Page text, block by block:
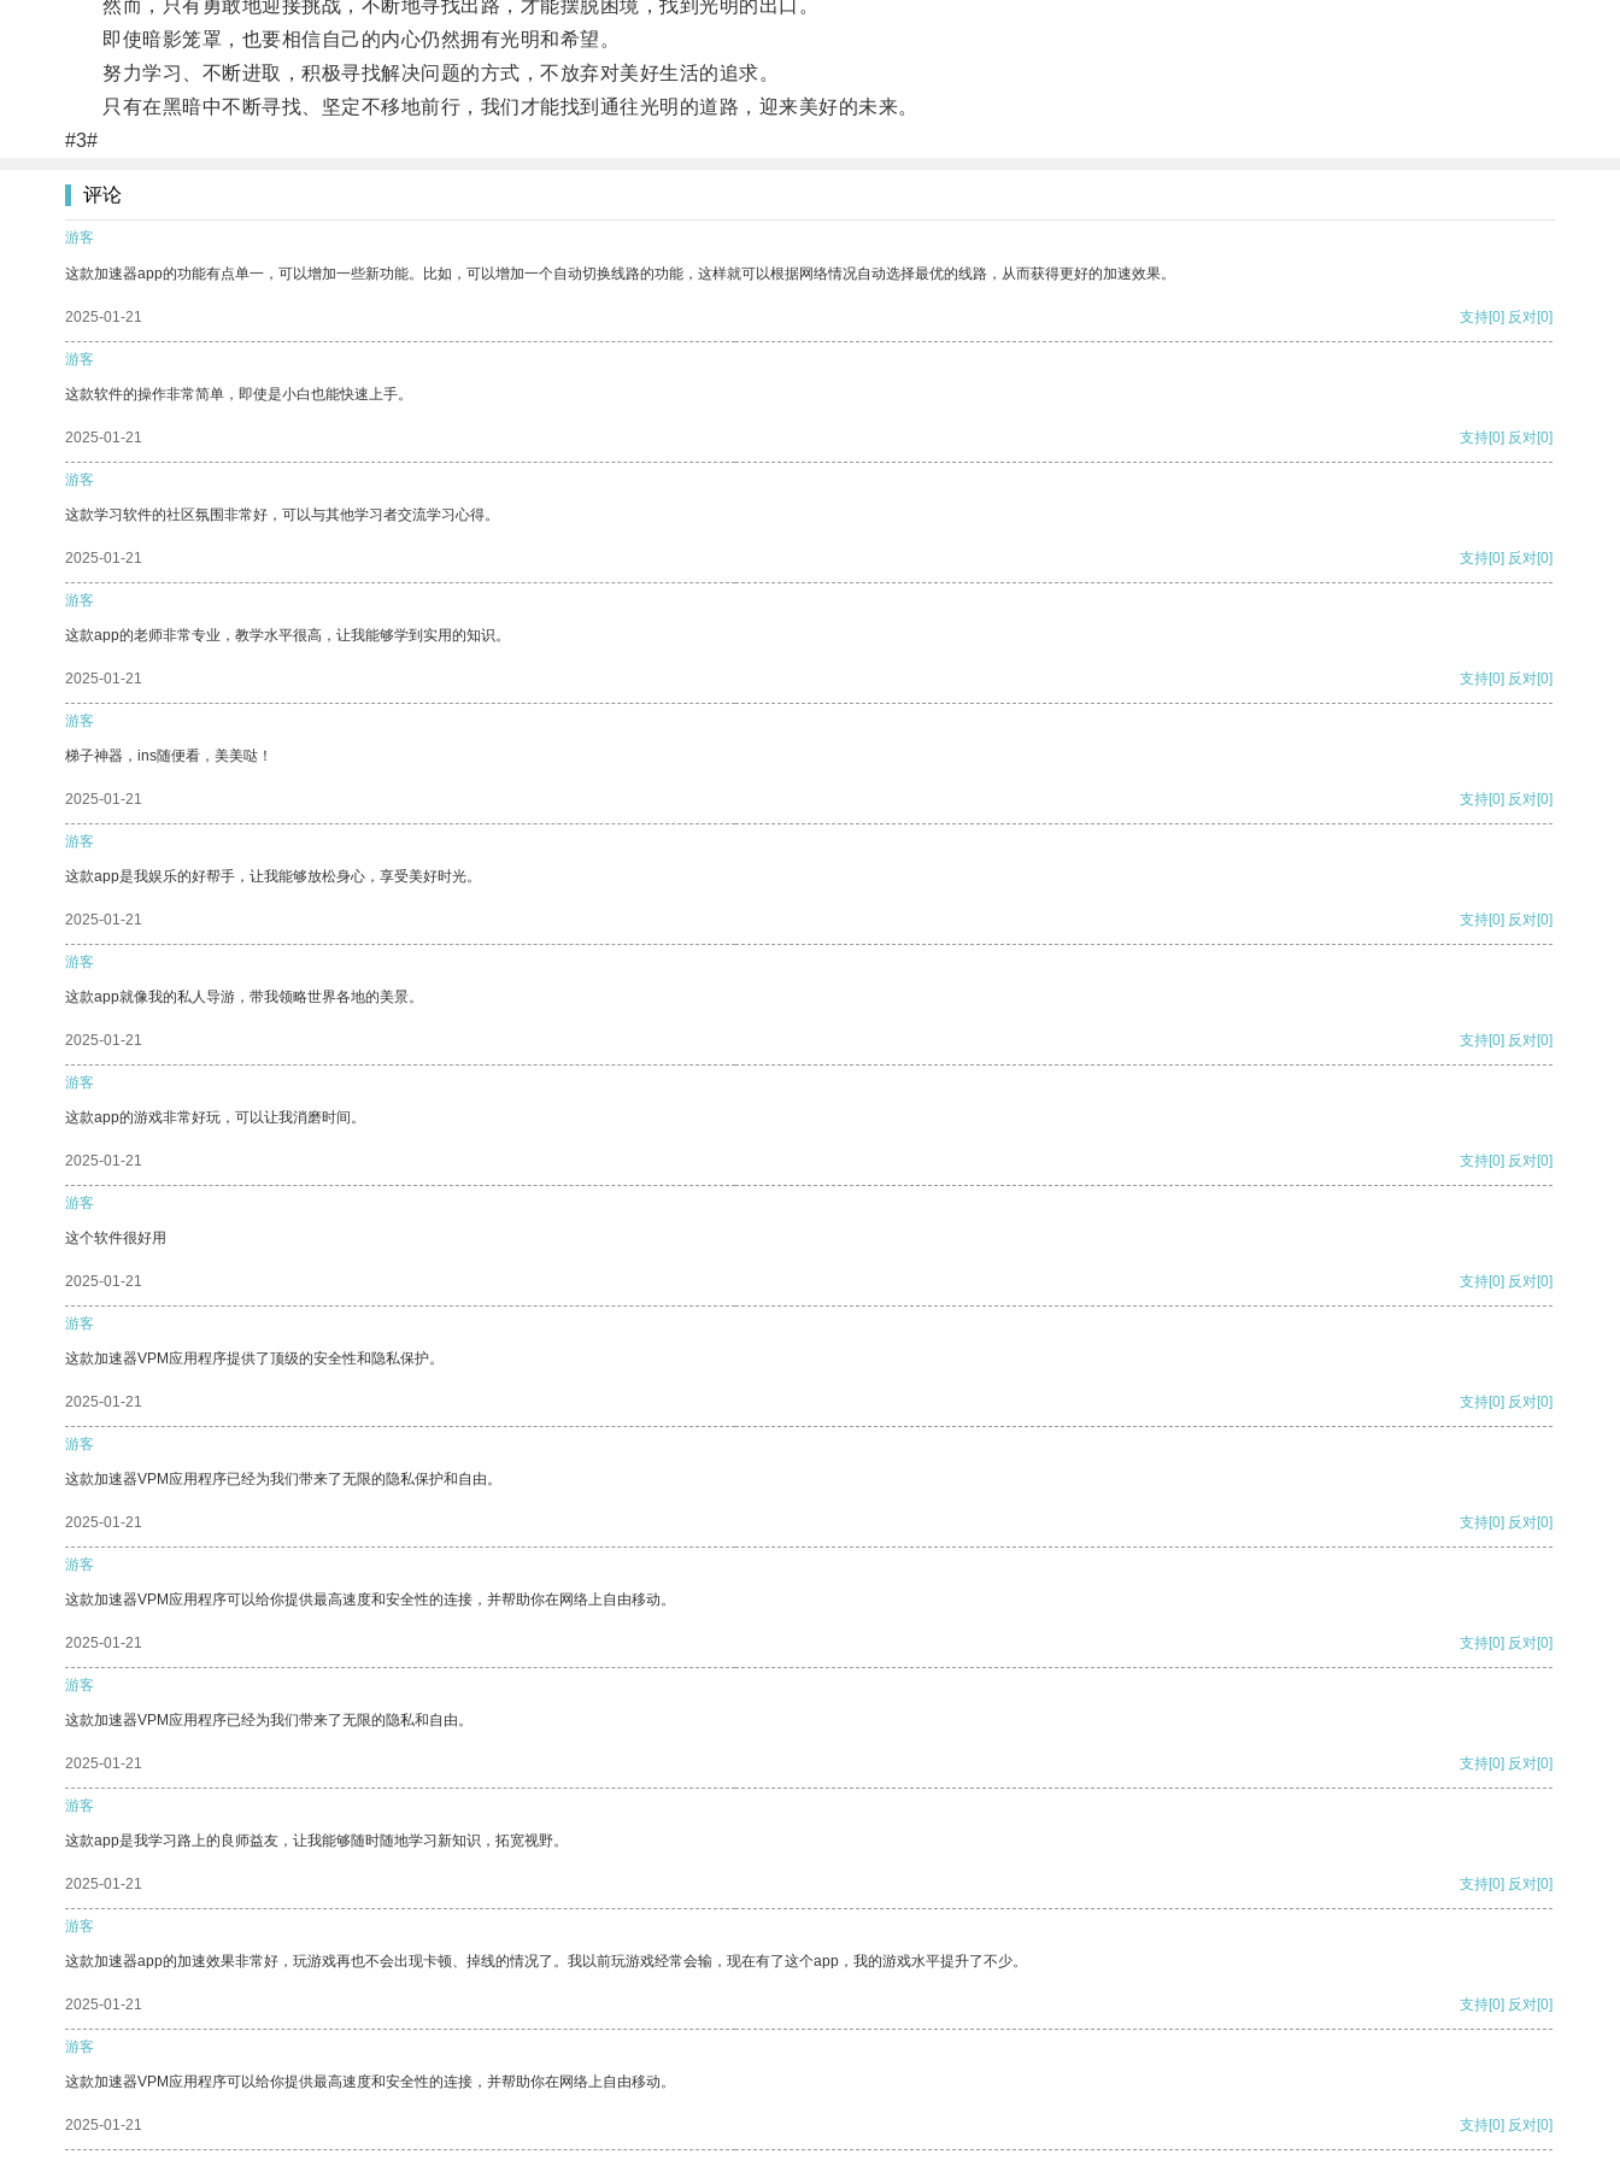
然而，只有勇敢地迎接挑战，不断地寻找出路，才能摆脱困境，找到光明的出口。
即使暗影笼罩，也要相信自己的内心仍然拥有光明和希望。
努力学习、不断进取，积极寻找解决问题的方式，不放弃对美好生活的追求。
只有在黑暗中不断寻找、坚定不移地前行，我们才能找到通往光明的道路，迎来美好的未来。
#3#
评论
游客
这款加速器app的功能有点单一，可以增加一些新功能。比如，可以增加一个自动切换线路的功能，这样就可以根据网络情况自动选择最优的线路，从而获得更好的加速效果。
2025-01-21 支持[0] 反对[0]
游客
这款软件的操作非常简单，即使是小白也能快速上手。
2025-01-21 支持[0] 反对[0]
游客
这款学习软件的社区氛围非常好，可以与其他学习者交流学习心得。
2025-01-21 支持[0] 反对[0]
游客
这款app的老师非常专业，教学水平很高，让我能够学到实用的知识。
2025-01-21 支持[0] 反对[0]
游客
梯子神器，ins随便看，美美哒！
2025-01-21 支持[0] 反对[0]
游客
这款app是我娱乐的好帮手，让我能够放松身心，享受美好时光。
2025-01-21 支持[0] 反对[0]
游客
这款app就像我的私人导游，带我领略世界各地的美景。
2025-01-21 支持[0] 反对[0]
游客
这款app的游戏非常好玩，可以让我消磨时间。
2025-01-21 支持[0] 反对[0]
游客
这个软件很好用
2025-01-21 支持[0] 反对[0]
游客
这款加速器VPM应用程序提供了顶级的安全性和隐私保护。
2025-01-21 支持[0] 反对[0]
游客
这款加速器VPM应用程序已经为我们带来了无限的隐私保护和自由。
2025-01-21 支持[0] 反对[0]
游客
这款加速器VPM应用程序可以给你提供最高速度和安全性的连接，并帮助你在网络上自由移动。
2025-01-21 支持[0] 反对[0]
游客
这款加速器VPM应用程序已经为我们带来了无限的隐私和自由。
2025-01-21 支持[0] 反对[0]
游客
这款app是我学习路上的良师益友，让我能够随时随地学习新知识，拓宽视野。
2025-01-21 支持[0] 反对[0]
游客
这款加速器app的加速效果非常好，玩游戏再也不会出现卡顿、掉线的情况了。我以前玩游戏经常会输，现在有了这个app，我的游戏水平提升了不少。
2025-01-21 支持[0] 反对[0]
游客
这款加速器VPM应用程序可以给你提供最高速度和安全性的连接，并帮助你在网络上自由移动。
2025-01-21 支持[0] 反对[0]